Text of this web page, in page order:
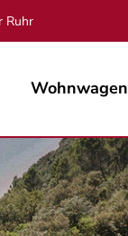
Ruhr
Wohnwagen